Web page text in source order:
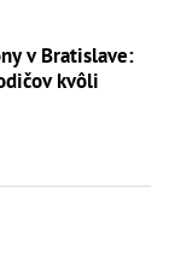
v Bratislave:
kvôli